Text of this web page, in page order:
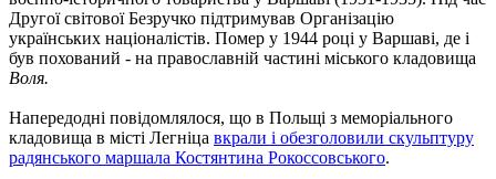
Другої світової Безручко підтримував Організацію
українських націоналістів. Помер у 1944 році у Варшаві, де і
був похований - на православній частині міського кладовища
Воля.
Напередодні повідомлялося, що в Польщі з меморіального
кладовища в місті Легніца вкрали і обезголовили скульптуру
радянського маршала Костянтина Рокоссовського.